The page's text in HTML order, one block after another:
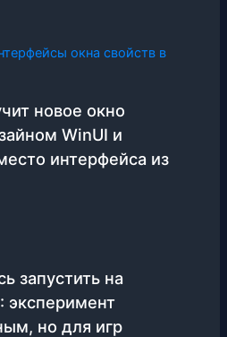
новое окно
WinUI и
интерфейса из
запустить на
эксперимент
но для игр